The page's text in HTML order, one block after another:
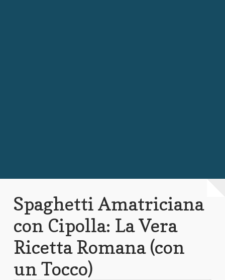
Spaghetti Amatriciana
con Cipolla: La Vera
Ricetta Romana (con
un Tocco)